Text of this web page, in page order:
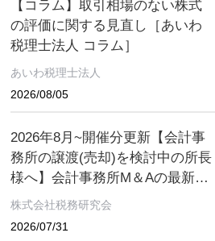
【コラム】取引相場のない株式
の評価に関する見直し［あいわ
税理士法人 コラム］
あいわ税理士法人
2026/08/05
2026年8月~開催分更新【会計事
務所の譲渡(売却)を検討中の所長
様へ】会計事務所M＆Aの最新動
向をお伝えする無料個別勉強会
株式会社税務研究会
2026/07/31